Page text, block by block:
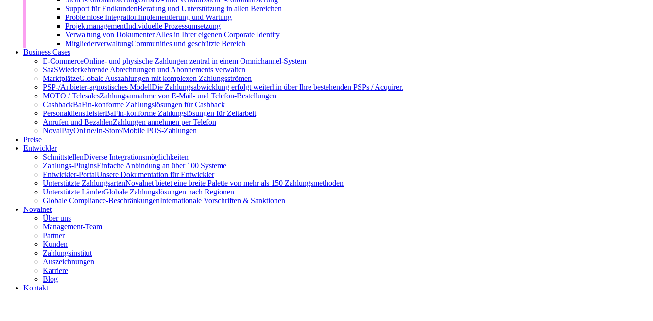
Support für EndkundenBeratung und Unterstützung in allen Bereichen
Problemlose IntegrationImplementierung und Wartung
ProjektmanagementIndividuelle Prozessumsetzung
Verwaltung von DokumentenAlles in Ihrer eigenen Corporate Identity
MitgliederverwaltungCommunities und geschützte Bereich
Business Cases
E-CommerceOnline- und physische Zahlungen zentral in einem Omnichannel-System
SaaSWiederkehrende Abrechnungen und Abonnements verwalten
MarktplätzeGlobale Auszahlungen mit komplexen Zahlungsströmen
PSP-/Anbieter‑agnostisches ModellDie Zahlungsabwicklung erfolgt weiterhin über Ihre bestehenden PSPs / Acquirer.
MOTO / TelesalesZahlungsannahme von E-Mail- und Telefon-Bestellungen
CashbackBaFin-konforme Zahlungslösungen für Cashback
PersonaldienstleisterBaFin-konforme Zahlungslösungen für Zeitarbeit
Anrufen und BezahlenZahlungen annehmen per Telefon
NovalPayOnline/In-Store/Mobile POS-Zahlungen
Preise
Entwickler
SchnittstellenDiverse Integrationsmöglichkeiten
Zahlungs-PluginsEinfache Anbindung an über 100 Systeme
Entwickler-PortalUnsere Dokumentation für Entwickler
Unterstützte ZahlungsartenNovalnet bietet eine breite Palette von mehr als 150 Zahlungsmethoden
Unterstützte LänderGlobale Zahlungslösungen nach Regionen
Globale Compliance-BeschränkungenInternationale Vorschriften & Sanktionen
Novalnet
Über uns
Management-Team
Partner
Kunden
Zahlungsinstitut
Auszeichnungen
Karriere
Blog
Kontakt